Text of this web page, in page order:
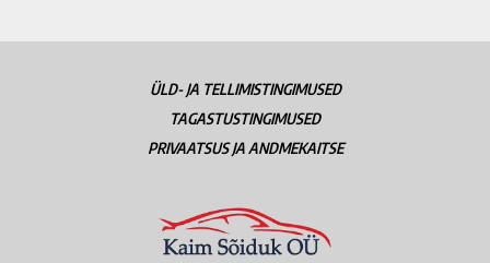
ÜLD- JA TELLIMISTINGIMUSED
TAGASTUSTINGIMUSED
PRIVAATSUS JA ANDMEKAITSE